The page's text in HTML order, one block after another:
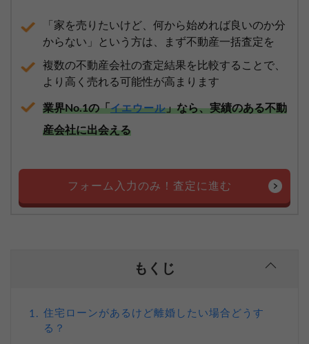
「家を売りたいけど、何から始めれば良いのか分
からない」という方は、まず不動産一括査定を
複数の不動産会社の査定結果を比較することで、
より高く売れる可能性が高まります
業界No.1の「イエウール」なら、実績のある不動
産会社に出会える
フォーム入力のみ！査定に進む
もくじ
1. 住宅ローンがあるけど離婚したい場合どうす
る？